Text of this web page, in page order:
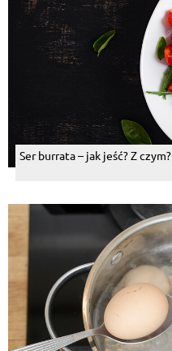
Ser burrata – jak jeść? Z czym?